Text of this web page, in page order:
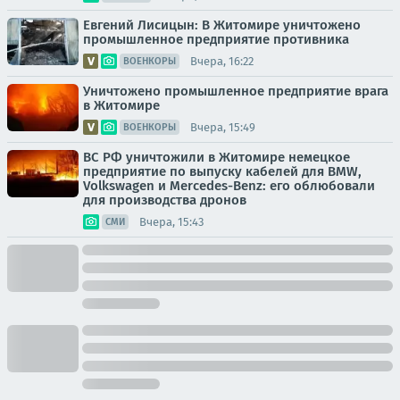
Евгений Лисицын: В Житомире уничтожено
промышленное предприятие противника
ВОЕНКОРЫ Вчера, 16:22
Уничтожено промышленное предприятие врага
в Житомире
ВОЕНКОРЫ Вчера, 15:49
ВС РФ уничтожили в Житомире немецкое
предприятие по выпуску кабелей для BMW,
Volkswagen и Mercedes-Benz: его облюбовали
для производства дронов
СМИ Вчера, 15:43